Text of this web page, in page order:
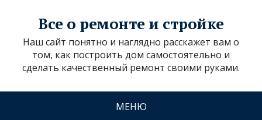
Все о ремонте и стройке
Наш сайт понятно и наглядно расскажет вам о
том, как построить дом самостоятельно и
сделать качественный ремонт своими руками.
МЕНЮ